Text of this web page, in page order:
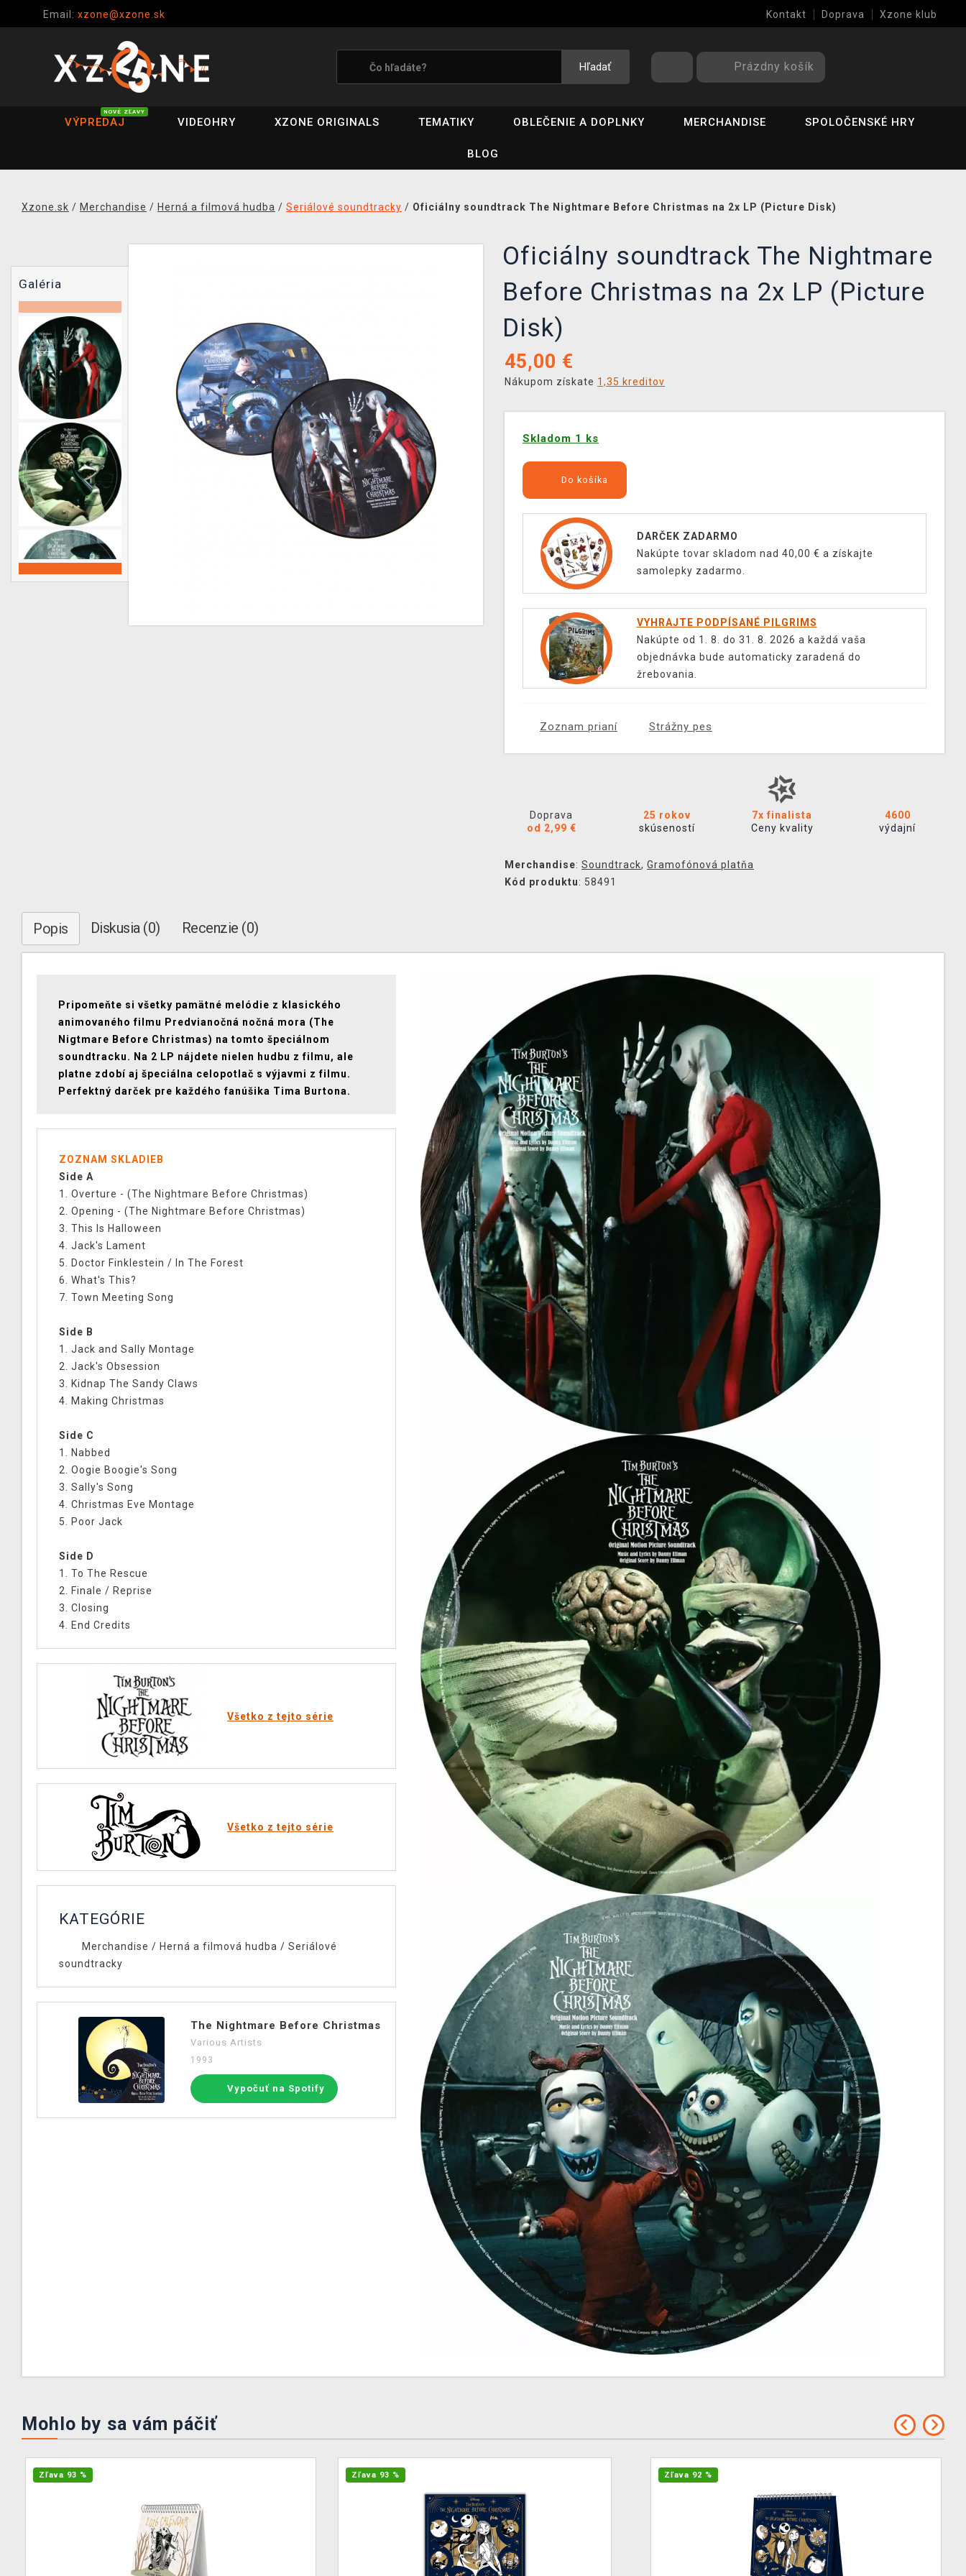
Email: xzone@xzone.sk Kontakt Doprava Xzone klub
Hľadať Prázdny košík
VÝPREDAJ
NOVÉ ZĽAVY
VIDEOHRY XZONE ORIGINALS TEMATIKY OBLEČENIE A DOPLNKY MERCHANDISE SPOLOČENSKÉ HRY
BLOG
Xzone.sk / Merchandise / Herná a filmová hudba / Seriálové soundtracky / Oficiálny soundtrack The Nightmare Before Christmas na 2x LP (Picture Disk)
Galéria
Oficiálny soundtrack The Nightmare
Before Christmas na 2x LP (Picture
Disk)
45,00 €
Nákupom získate 1,35 kreditov
Skladom 1 ks
Do košíka
DARČEK ZADARMO
Nakúpte tovar skladom nad 40,00 € a získajte
samolepky zadarmo.
VYHRAJTE PODPÍSANÉ PILGRIMS
Nakúpte od 1. 8. do 31. 8. 2026 a každá vaša
objednávka bude automaticky zaradená do
žrebovania.
Zoznam prianí Strážny pes
Doprava
od 2,99 €
25 rokov
skúseností
7x finalista
Ceny kvality
4600
výdajní
Merchandise: Soundtrack, Gramofónová platňa
Kód produktu: 58491
Popis Diskusia (0) Recenzie (0)
Pripomeňte si všetky pamätné melódie z klasického
animovaného filmu Predvianočná nočná mora (The
Nigtmare Before Christmas) na tomto špeciálnom
soundtracku. Na 2 LP nájdete nielen hudbu z filmu, ale
platne zdobí aj špeciálna celopotlač s výjavmi z filmu.
Perfektný darček pre každého fanúšika Tima Burtona.
ZOZNAM SKLADIEB
Side A
1. Overture - (The Nightmare Before Christmas)
2. Opening - (The Nightmare Before Christmas)
3. This Is Halloween
4. Jack's Lament
5. Doctor Finklestein / In The Forest
6. What's This?
7. Town Meeting Song
Side B
1. Jack and Sally Montage
2. Jack's Obsession
3. Kidnap The Sandy Claws
4. Making Christmas
Side C
1. Nabbed
2. Oogie Boogie's Song
3. Sally's Song
4. Christmas Eve Montage
5. Poor Jack
Side D
1. To The Rescue
2. Finale / Reprise
3. Closing
4. End Credits
Všetko z tejto série
Všetko z tejto série
KATEGÓRIE
Merchandise / Herná a filmová hudba / Seriálové
soundtracky
The Nightmare Before Christmas
Various Artists
1993
Vypočuť na Spotify
Mohlo by sa vám páčiť
Zľava 93 % Zľava 93 % Zľava 92 %